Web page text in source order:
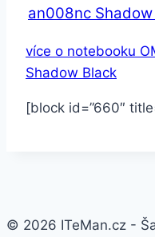
an008nc
více o notebooku
Shadow Black
[block id=”660″
© 2026 ITeMan.cz -